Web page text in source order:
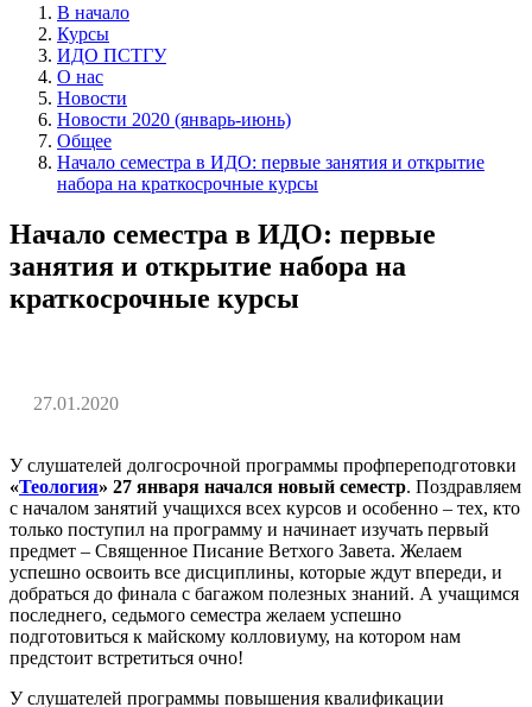
В начало
Курсы
ИДО ПСТГУ
О нас
Новости
Новости 2020 (январь-июнь)
Общее
Начало семестра в ИДО: первые занятия и открытие
набора на краткосрочные курсы
Начало семестра в ИДО: первые
занятия и открытие набора на
краткосрочные курсы
27.01.2020
У слушателей долгосрочной программы профпереподготовки
«Теология» 27 января начался новый семестр. Поздравляем
с началом занятий учащихся всех курсов и особенно – тех, кто
только поступил на программу и начинает изучать первый
предмет – Священное Писание Ветхого Завета. Желаем
успешно освоить все дисциплины, которые ждут впереди, и
добраться до финала с багажом полезных знаний. А учащимся
последнего, седьмого семестра желаем успешно
подготовиться к майскому колловиуму, на котором нам
предстоит встретиться очно!
У слушателей программы повышения квалификации